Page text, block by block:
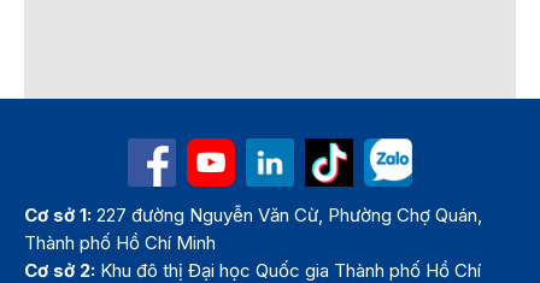
Cơ sở 1: 227 đường Nguyễn Văn Cừ, Phường Chợ Quán,
Thành phố Hồ Chí Minh
Cơ sở 2: Khu đô thị Đại học Quốc gia Thành phố Hồ Chí